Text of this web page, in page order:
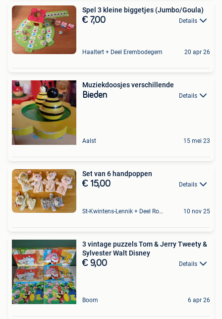
Spel 3 kleine biggetjes (Jumbo/Goula)
€ 7,00 Details
Haaltert + Deel Erembodegem 20 apr 26
Muziekdoosjes verschillende
Bieden Details
Aalst 15 mei 23
Set van 6 handpoppen
€ 15,00 Details
St-Kwintens-Lennik + Deel Roosdaal 10 nov 25
3 vintage puzzels Tom & Jerry Tweety &
Sylvester Walt Disney
€ 9,00 Details
Boom 6 apr 26